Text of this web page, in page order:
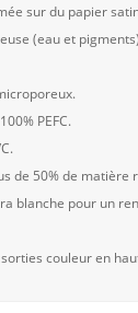
sur du papier
(eau et
PEFC.
de 50% de matière
blanche pour un
couleur en